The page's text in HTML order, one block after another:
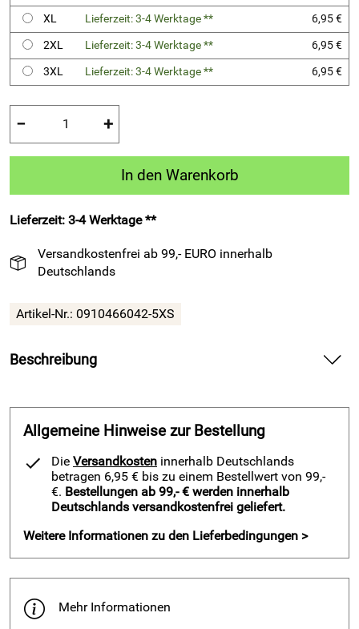
XL
Lieferzeit: 3-4 Werktage **
6,95 €
2XL
Lieferzeit: 3-4 Werktage **
6,95 €
3XL
Lieferzeit: 3-4 Werktage ** 6,95 €
− +
In den Warenkorb
Lieferzeit: 3-4 Werktage **
Versandkostenfrei ab 99,- EURO innerhalb
Deutschlands
Artikel-Nr.: 0910466042-5XS
Beschreibung
Bewegungsfreiheit und angenehmen Tragekomfort auf dem
Platz.
Spüre bei den Fußballshorts LOKAR v. Acerbis royalblau die
weiche, geschmeidige Qualität auf deiner Haut. Atme frei
dank dem atmungsaktiven Material und halte deinen Fokus
über die ganze Spielzeit. Nutze die etwas längere Beinlänge,
jeder Aktion.
Genieße den optimalen Feuchtigkeitstransport durch das
atmungsaktive Polyester.
Allgemeine Hinweise zur Bestellung
Die Versandkosten innerhalb Deutschlands
betragen 6,95 € bis zu einem Bestellwert von 99,-
€. Bestellungen ab 99,- € werden innerhalb
Deutschlands versandkostenfrei geliefert.
Weitere Informationen zu den Lieferbedingungen >
Mehr Informationen